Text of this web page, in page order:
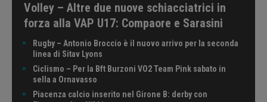
Volley – Altre due nuove schiacciatrici in
forza alla VAP U17: Compaore e Sarasini
Rugby – Antonio Broccio è il nuovo arrivo per la seconda
linea di Sitav Lyons
Ciclismo – Per la Bft Burzoni VO2 Team Pink sabato in
sella a Ornavasso
Piacenza calcio inserito nel Girone B: derby con